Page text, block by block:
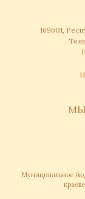
169601,
МЫ
Муниципальное